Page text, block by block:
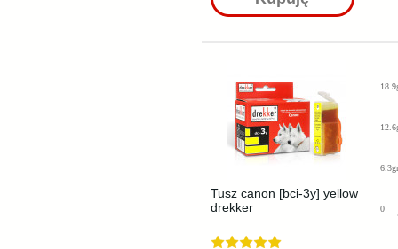
Tusz canon [bci-3y] yellow
drekker
6.3gr
0